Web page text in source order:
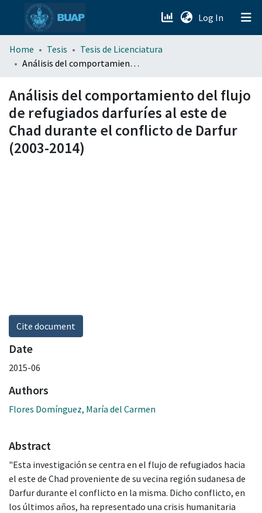
Log In (current)
menu.section.about_menu
Home Tesis
Tesis de Licenciatura
Análisis del comportamiento del flujo de refugiados darfuríes al este de Chad durante el conflicto de Darfur (2003-2014)
Análisis del comportamiento del flujo
de refugiados darfuríes al este de
Chad durante el conflicto de Darfur
(2003-2014)
Cite document
Date
2015-06
Authors
Flores Domínguez, María del Carmen
Abstract
"Esta investigación se centra en el flujo de refugiados hacia
el este de Chad proveniente de su vecina región sudanesa de
Darfur durante el conflicto en la misma. Dicho conflicto, en
los últimos años, ha representado una crisis humanitaria